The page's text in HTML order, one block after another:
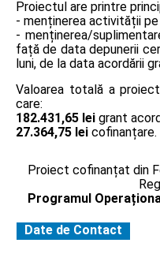
Proiectul are printre
- menținerea activității pe
- menținerea/
față de data depunerii
luni, de la data acordării
Valoarea totală a
care:
182.431,65 lei grant
27.364,75 lei cofinanțare.
Proiect cofinanțat din
Programul
Date de Contact